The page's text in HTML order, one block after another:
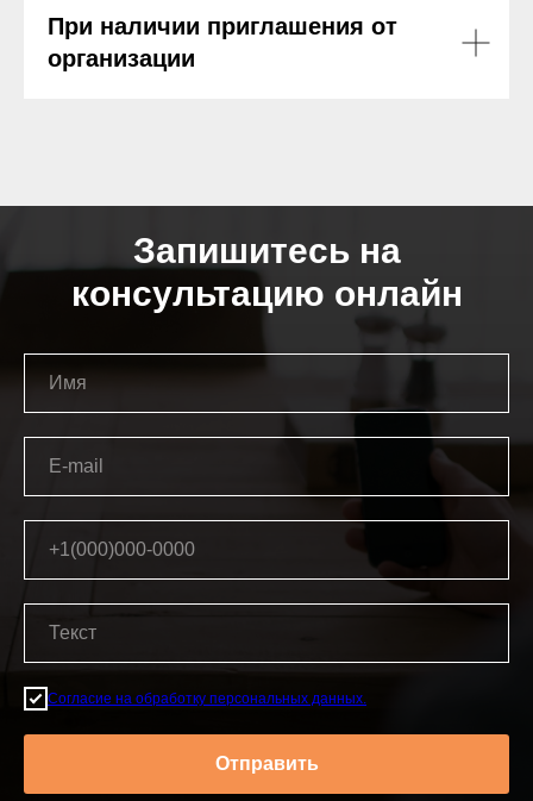
При наличии приглашения от
организации
Запишитесь на
консультацию онлайн
Согласие на обработку персональных данных.
Отправить